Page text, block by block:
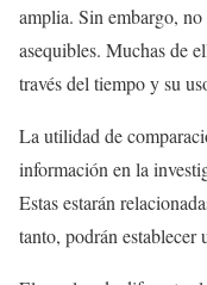
amplia. Sin embargo,
asequibles. Muchas de
través del tiempo y su
La utilidad de
información en la
Estas estarán
tanto, podrán establecer